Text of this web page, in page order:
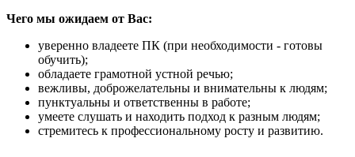
Чего мы ожидаем от Вас:
уверенно владеете ПК (при необходимости - готовы
обучить);
обладаете грамотной устной речью;
вежливы, доброжелательны и внимательны к людям;
пунктуальны и ответственны в работе;
умеете слушать и находить подход к разным людям;
стремитесь к профессиональному росту и развитию.